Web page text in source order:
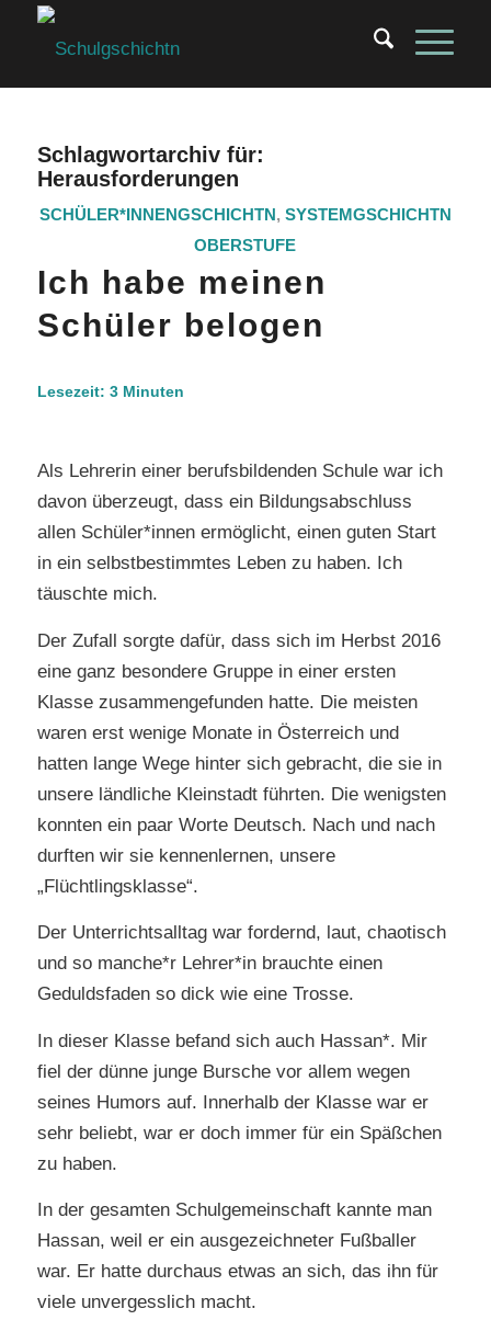
Schlagwortarchiv für:
Herausforderungen
SCHÜLER*INNENGSCHICHTN, SYSTEMGSCHICHTN
OBERSTUFE
Ich habe meinen
Schüler belogen
Lesezeit: 3 Minuten
Als Lehrerin einer berufsbildenden Schule war ich
davon überzeugt, dass ein Bildungsabschluss
allen Schüler*innen ermöglicht, einen guten Start
in ein selbstbestimmtes Leben zu haben. Ich
täuschte mich.
Der Zufall sorgte dafür, dass sich im Herbst 2016
eine ganz besondere Gruppe in einer ersten
Klasse zusammengefunden hatte. Die meisten
waren erst wenige Monate in Österreich und
hatten lange Wege hinter sich gebracht, die sie in
unsere ländliche Kleinstadt führten. Die wenigsten
konnten ein paar Worte Deutsch. Nach und nach
durften wir sie kennenlernen, unsere
„Flüchtlingsklasse“.
Der Unterrichtsalltag war fordernd, laut, chaotisch
und so manche*r Lehrer*in brauchte einen
Geduldsfaden so dick wie eine Trosse.
In dieser Klasse befand sich auch Hassan*. Mir
fiel der dünne junge Bursche vor allem wegen
seines Humors auf. Innerhalb der Klasse war er
sehr beliebt, war er doch immer für ein Späßchen
zu haben.
In der gesamten Schulgemeinschaft kannte man
Hassan, weil er ein ausgezeichneter Fußballer
war. Er hatte durchaus etwas an sich, das ihn für
viele unvergesslich macht.